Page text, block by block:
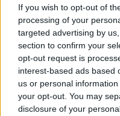
If you wish to opt-out of
processing of your
targeted advertising by
section to confirm your
opt-out request is
interest-based ads based
us or personal
your opt-out. You may
disclosure of your